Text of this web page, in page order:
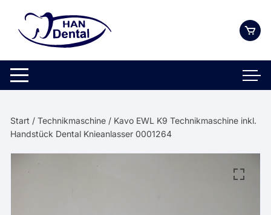
springen
Start /Technikmaschine / Kavo EWL K9 Technikmaschine inkl.
Handstück Dental Knieanlasser 0001264